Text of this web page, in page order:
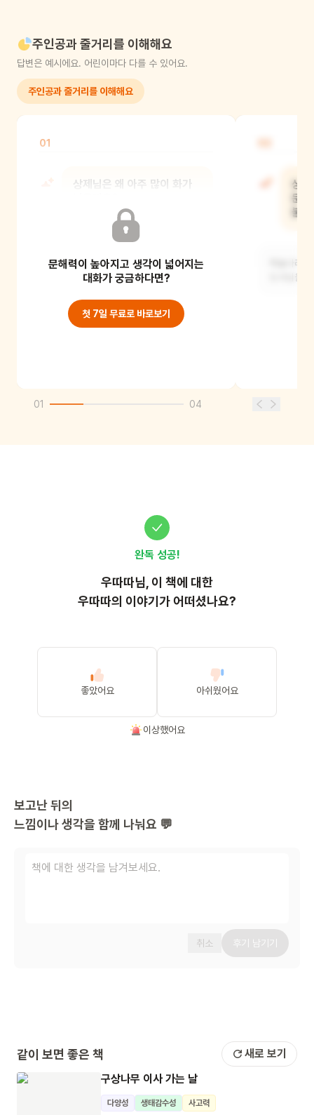
주인공과 줄거리를 이해해요
답변은 예시에요. 어린이마다 다를 수 있어요.
주인공과 줄거리를 이해해요
01
상제님은 왜 아주 많이 화가
환경이 나빠지고, 그 때문에 생명들이
아파서 제 수명대
문해력이 높아지고 생각이 넓어지는
대화가 궁금하다면?
첫 7일 무료로 바로보기
상
문
불
하늘나라
도사님을
01 04
완독 성공!
우따따님, 이 책에 대한
우따따의 이야기가 어떠셨나요?
좋았어요 아쉬웠어요
이상했어요
보고난 뒤의
느낌이나 생각을 함께 나눠요 💬
취소 후기 남기기
같이 보면 좋은 책 새로 보기
구상나무 이사 가는 날
다양성 생태감수성 사고력